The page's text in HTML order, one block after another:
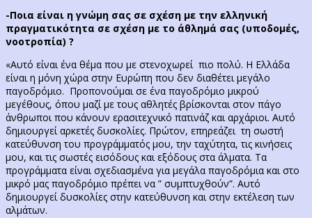
-Ποια είναι η γνώμη σας σε σχέση με την ελληνική
πραγματικότητα σε σχέση με το άθλημά σας (υποδομές,
νοοτροπία) ?
«Αυτό είναι ένα θέμα που με στενοχωρεί πιο πολύ. Η Ελλάδα
είναι η μόνη χώρα στην Ευρώπη που δεν διαθέτει μεγάλο
παγοδρόμιο. Προπονούμαι σε ένα παγοδρόμιο μικρού
μεγέθους, όπου μαζί με τους αθλητές βρίσκονται στον πάγο
άνθρωποι που κάνουν ερασιτεχνικό πατινάζ και αρχάριοι. Αυτό
δημιουργεί αρκετές δυσκολίες. Πρώτον, επηρεάζει τη σωστή
κατεύθυνση του προγράμματός μου, την ταχύτητα, τις κινήσεις
μου, και τις σωστές εισόδους και εξόδους στα άλματα. Τα
προγράμματα είναι σχεδιασμένα για μεγάλα παγοδρόμια και στο
μικρό μας παγοδρόμιο πρέπει να ” συμπτυχθούν”. Αυτό
δημιουργεί δυσκολίες στην κατεύθυνση και στην εκτέλεση των
αλμάτων.